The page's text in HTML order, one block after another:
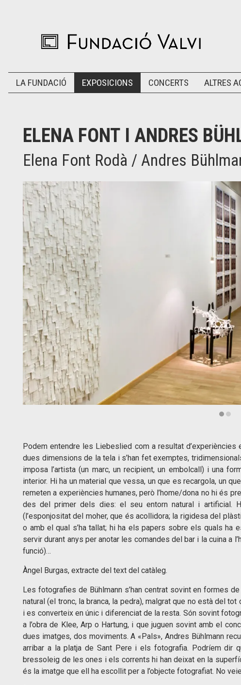
LA FUNDACIÓ EXPOSICIONS CONCERTS ALTRES
ELENA FONT I ANDRES
Elena Font Rodà / Andres
Podem entendre les Liebeslied com a resultat
dues dimensions de la tela i s’han fet exemptes,
imposa l’artista (un marc, un recipient, un embolcall) i una
interior. Hi ha un material que vessa, un que es recargola, un
remeten a experiències humanes, però l’home/dona no hi és
des del primer dels dies: el seu entorn natural i artificial.
(l’esponjositat del moher, que és acollidora; la rigidesa del
o amb el qual s’ha tallat; hi ha els papers sobre els quals ha
servir durant anys per anotar les comandes del bar i la cuina a
funció)…
Àngel Burgas, extracte del text del catàleg.
Les fotografies de Bühlmann s’han centrat sovint en formes
natural (el tronc, la branca, la pedra), malgrat que no està del
i es converteix en únic i diferenciat de la resta. Són sovint
a l’obra de Klee, Arp o Hartung, i que juguen sovint amb el
dues imatges, dos moviments. A «Pals», Andres Bühlmann
arribar a la platja de Sant Pere i els fotografia. Podríem dir
bressoleig de les ones i els corrents hi han deixat en la
és la imatge que ell ha escollit per a l’objecte fotografiat. No